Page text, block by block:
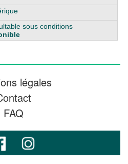
sous conditions
légales
FAQ